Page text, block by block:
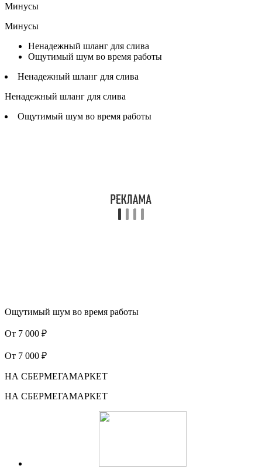
Минусы
Минусы
Ненадежный шланг для слива
Ощутимый шум во время работы
Ненадежный шланг для слива
Ненадежный шланг для слива
Ощутимый шум во время работы
Ощутимый шум во время работы
От 7 000 ₽
От 7 000 ₽
НА СБЕРМЕГАМАРКЕТ
НА СБЕРМЕГАМАРКЕТ